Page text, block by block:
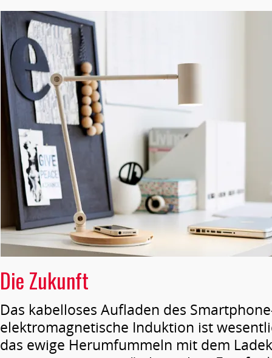
Die Zukunft
Das kabelloses Aufladen des
elektromagnetische Induktion ist
das ewige Herumfummeln mit dem